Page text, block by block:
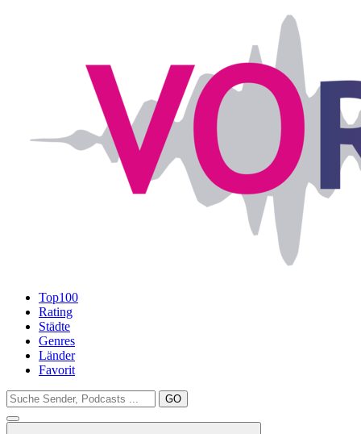
Top100
Rating
Städte
Genres
Länder
Favorit
GO